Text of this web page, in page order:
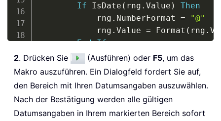
If IsDate ( rng . Value )
Then
            rng
. NumberFormat =
"@"
            rng
. Value = Format ( rng .
End If
Next
Columns
End
2. Drücken Sie (Ausführen) oder F5, um das
Makro auszuführen. Ein Dialogfeld fordert Sie auf,
den Bereich mit Ihren Datumsangaben auszuwählen.
Nach der Bestätigung werden alle gültigen
Datumsangaben in Ihrem markierten Bereich sofort